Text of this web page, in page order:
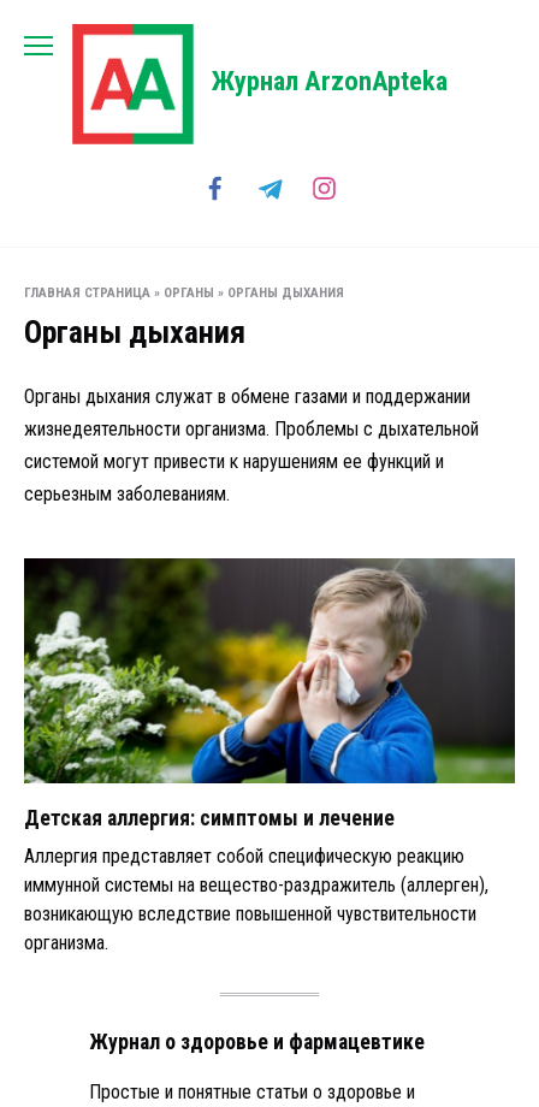
Журнал ArzonApteka
ГЛАВНАЯ СТРАНИЦА » ОРГАНЫ » ОРГАНЫ ДЫХАНИЯ
Органы дыхания
Органы дыхания служат в обмене газами и поддержании
жизнедеятельности организма. Проблемы с дыхательной
системой могут привести к нарушениям ее функций и
серьезным заболеваниям.
Детская аллергия: симптомы и лечение
Аллергия представляет собой специфическую реакцию
иммунной системы на вещество-раздражитель (аллерген),
возникающую вследствие повышенной чувствительности
организма.
Журнал о здоровье и фармацевтике
Простые и понятные статьи о здоровье и